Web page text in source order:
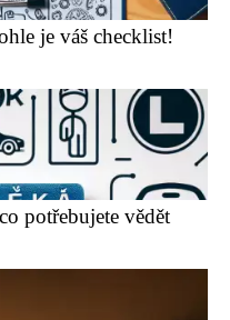
je váš checklist!
potřebujete vědět